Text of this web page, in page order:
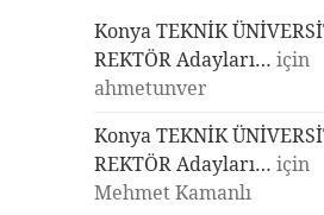
Konya TEKNİK
REKTÖR Adayları… için
ahmetunver
Konya TEKNİK
REKTÖR Adayları… için
Mehmet Kamanlı